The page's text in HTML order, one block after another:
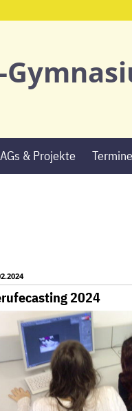
AGs & Projekte Termine
2024